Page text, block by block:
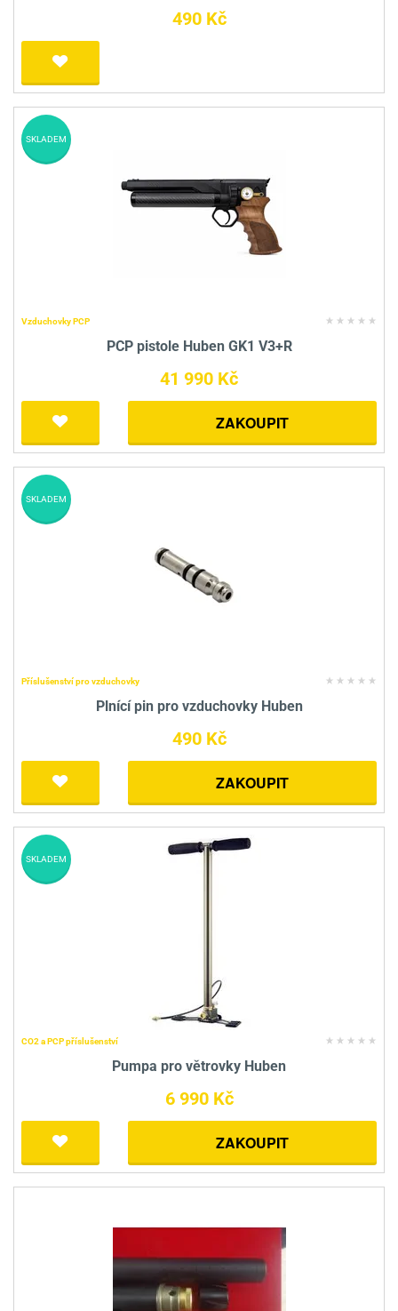
490 Kč
Vzduchovky PCP
PCP pistole Huben GK1 V3+R
41 990 Kč
ZAKOUPIT
SKLADEM
Příslušenství pro vzduchovky
Plnící pin pro vzduchovky Huben
490 Kč
ZAKOUPIT
SKLADEM
CO2 a PCP příslušenství
Pumpa pro větrovky Huben
6 990 Kč
ZAKOUPIT
SKLADEM